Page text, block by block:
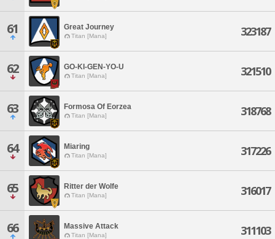
61 Great Journey
Titan [Mana] 323187
62 GO-KI-GEN-YO-U
Titan [Mana] 321510
63 Formosa Of Eorzea
Titan [Mana] 318768
64 Miaring
Titan [Mana] 317226
65 Ritter der Wolfe
Titan [Mana] 316017
66 Massive Attack
Titan [Mana] 311103